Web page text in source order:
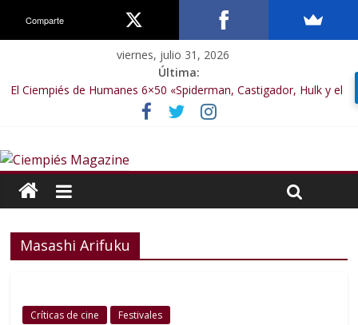
viernes, julio 31, 2026
Última:
El Ciempiés de Humanes 6×50 «Spiderman, Castigador, Hulk y el
final de la sexta temporada»
El Ciempiés de Humanes 6×49 «Kiritaaaaa»
El Ciempiés de Humanes 6×47 «De nada por nada»
El Ciempiés de Humanes 6×46 «Ciudadano Minion»
Masashi Arifuku
Críticas de cine Festivales
Comparte